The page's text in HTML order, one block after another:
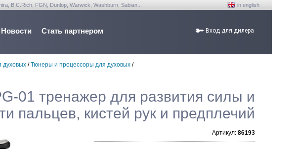
B.C.Rich, FGN, Dunlop, Warwick, Washburn, Sabian... in english
Новости Стать партнером Вход для дилера
духовых /Тюнеры и процессоры для духовых /
01 тренажер для развития силы и
пальцев, кистей рук и предплечий
Артикул: 86193